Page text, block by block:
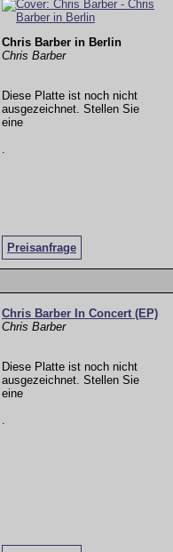
Chris Barber in Berlin
Chris Barber
Diese Platte ist noch nicht
ausgezeichnet. Stellen Sie
eine
Preisanfrage
Chris Barber In Concert (EP)
Chris Barber
Diese Platte ist noch nicht
ausgezeichnet. Stellen Sie
eine